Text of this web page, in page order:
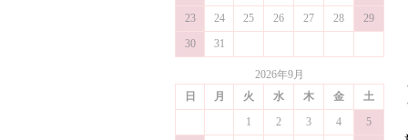
23
24 25 26 27 28
29
30
31
2026年9月
日
月 火 水 木 金
土
1
2 3 4
5